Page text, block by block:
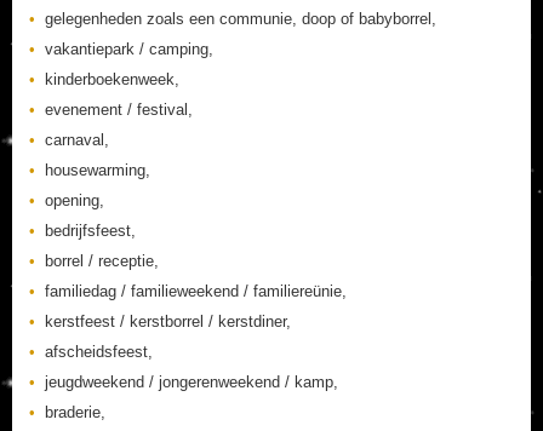
gelegenheden zoals een communie, doop of babyborrel,
vakantiepark / camping,
kinderboekenweek,
evenement / festival,
carnaval,
housewarming,
opening,
bedrijfsfeest,
borrel / receptie,
familiedag / familieweekend / familiereünie,
kerstfeest / kerstborrel / kerstdiner,
afscheidsfeest,
jeugdweekend / jongerenweekend / kamp,
braderie,